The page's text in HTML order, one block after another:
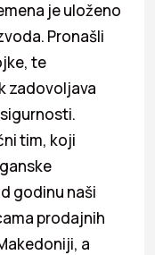
je uloženo
Pronašli
te
zadovoljava
tim, koji
godinu naši
prodajnih
a